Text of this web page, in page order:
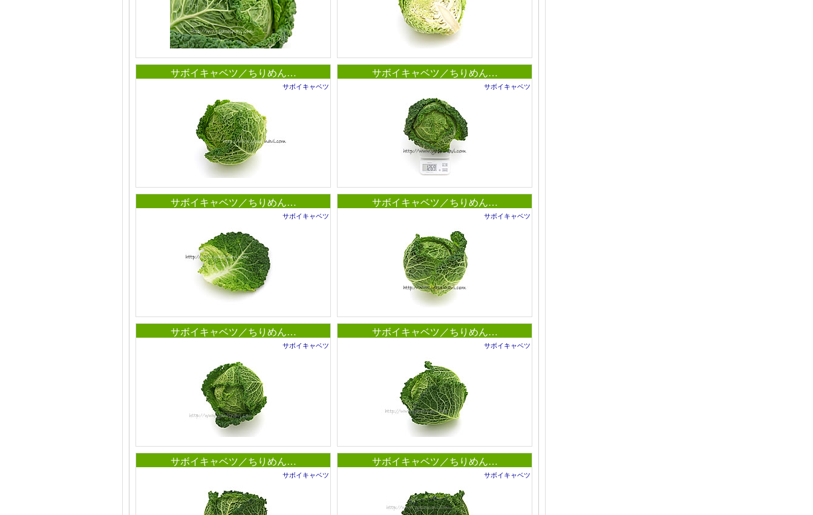
サボイキャベツ／ちりめん…
サボイキャベツ
サボイキャベツ／ちりめん…
サボイキャベツ
サボイキャベツ／ちりめん…
サボイキャベツ
サボイキャベツ／ちりめん…
サボイキャベツ
サボイキャベツ／ちりめん…
サボイキャベツ
サボイキャベツ／ちりめん…
サボイキャベツ
サボイキャベツ／ちりめん…
サボイキャベツ
サボイキャベツ／ちりめん…
サボイキャベツ